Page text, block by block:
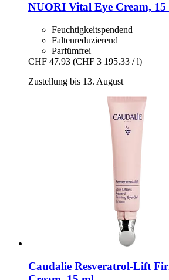
NUORI Vital Eye Cream, 15
Feuchtigkeitspendend
Faltenreduzierend
Parfümfrei
CHF 47.93 (CHF 3 195.33 / l)
Zustellung bis 13. August
Caudalie Resveratrol-​Lift